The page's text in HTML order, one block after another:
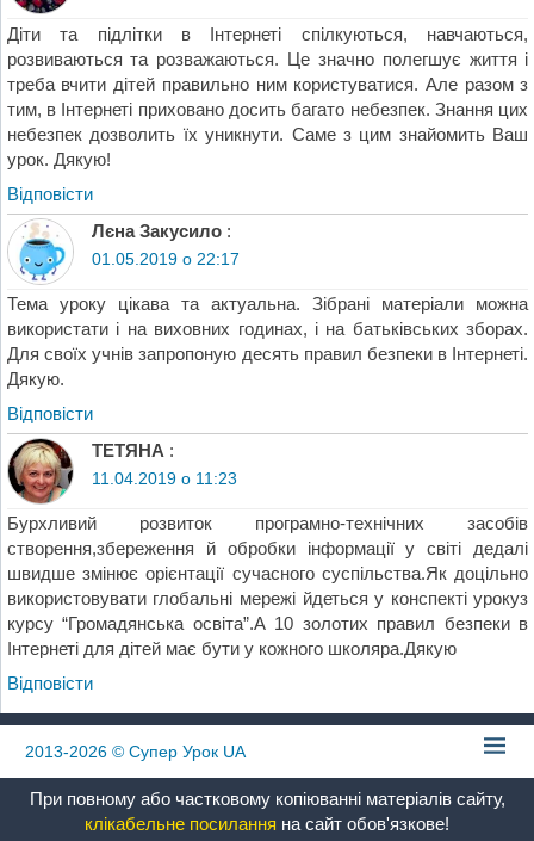
Діти та підлітки в Інтернеті спілкуються, навчаються,
розвиваються та розважаються. Це значно полегшує життя і
треба вчити дітей правильно ним користуватися. Але разом з
тим, в Інтернеті приховано досить багато небезпек. Знання цих
небезпек дозволить їх уникнути. Саме з цим знайомить Ваш
урок. Дякую!
Відповіcти
Лєна Закусило :
01.05.2019 о 22:17
Тема уроку цікава та актуальна. Зібрані матеріали можна
використати і на виховних годинах, і на батьківських зборах.
Для своїх учнів запропоную десять правил безпеки в Інтернеті.
Дякую.
Відповіcти
ТЕТЯНА :
11.04.2019 о 11:23
Бурхливий розвиток програмно-технічних засобів
створення,збереження й обробки інформації у світі дедалі
швидше змінює орієнтації сучасного суспільства.Як доцільно
використовувати глобальні мережі йдеться у конспекті урокуз
курсу “Громадянська освіта”.А 10 золотих правил безпеки в
Інтернеті для дітей має бути у кожного школяра.Дякую
Відповіcти
2013-2026 © Супер Урок UA
При повному або частковому копіюванні матеріалів сайту,
клікабельне посилання на сайт обов'язкове!